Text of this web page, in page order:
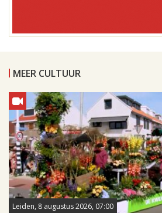
MEER CULTUUR
Leiden, 8 augustus 2026, 07:00